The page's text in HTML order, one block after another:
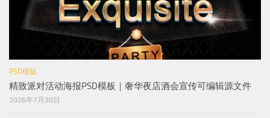
PSD模版
精致派对活动海报PSD模板｜奢华夜店酒会宣传可编辑源文件
2026年7月30日